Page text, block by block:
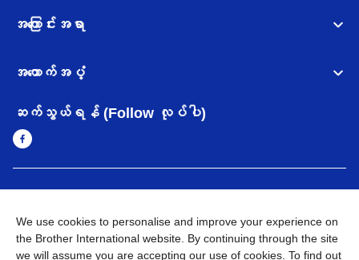
အကြောင်းအရာ
အထောက်အပံ့
ဆက်သွယ်ရန် (Follow လုပ်ပါ)
အချက်အလက်မူဝါဒ အသုံးပြုမူဝါဒ
သုံးစွဲရန် ဝက်ဆိုဒ်အညွှန်း
Brother Global ဝက်ဆိုဒ်သို့သွားရန်
We use cookies to personalise and improve your experience on
the Brother International website. By continuing through the site
we will assume you are accepting our use of cookies. To find out